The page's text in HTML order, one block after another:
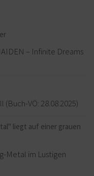
– Infinite Dreams
VÖ: 28.08.2025)
Metal im Lustigen